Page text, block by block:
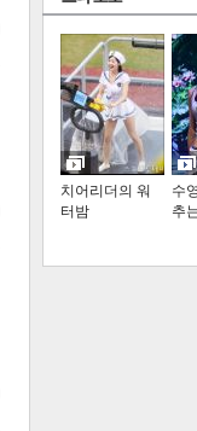
치어리더의 워
터밤
수
추